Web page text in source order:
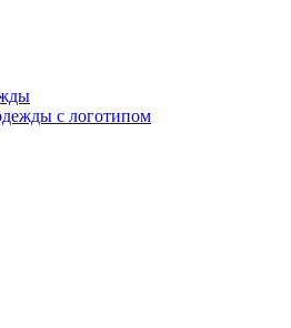
с логотипом